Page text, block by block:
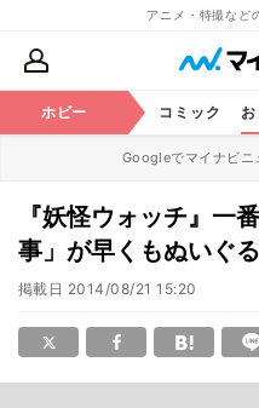
アニメ・特撮など
ホビー
アニメ コミック
Googleでマイナビニ
『妖怪ウォッチ』一
事」が早くもぬいぐ
掲載日 2014/08/21 15:20